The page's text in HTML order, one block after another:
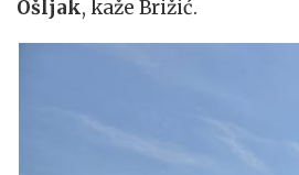
Ošljak, kaže Brižić.